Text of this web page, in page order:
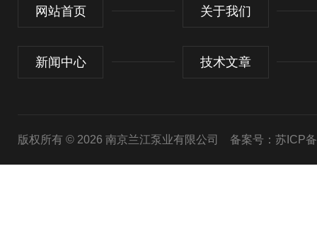
网站首页 关于我们
新闻中心 技术文章
版权所有 © 2026 南京兰江泵业有限公司 备案号：苏ICP